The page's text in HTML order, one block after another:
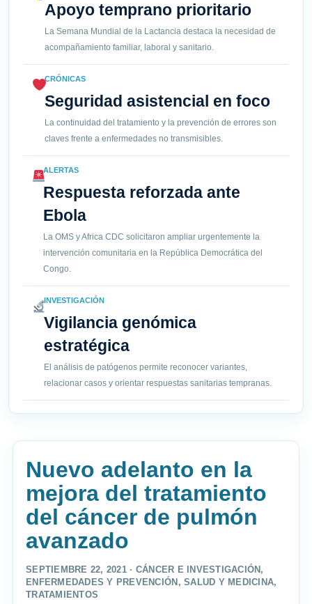
Apoyo temprano prioritario
La Semana Mundial de la Lactancia destaca la necesidad de
acompañamiento familiar, laboral y sanitario.
CRÓNICAS
Seguridad asistencial en foco
La continuidad del tratamiento y la prevención de errores son
claves frente a enfermedades no transmisibles.
ALERTAS
Respuesta reforzada ante
Ebola
La OMS y Africa CDC solicitaron ampliar urgentemente la
intervención comunitaria en la República Democrática del
Congo.
INVESTIGACIÓN
Vigilancia genómica
estratégica
El análisis de patógenos permite reconocer variantes,
relacionar casos y orientar respuestas sanitarias tempranas.
Nuevo adelanto en la
mejora del tratamiento
del cáncer de pulmón
avanzado
SEPTIEMBRE 22, 2021 · CÁNCER E INVESTIGACIÓN ,
ENFERMEDADES Y PREVENCIÓN ,SALUD Y MEDICINA,
TRATAMIENTOS